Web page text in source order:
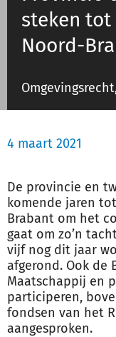
steken
Noord-
4 maart 2021
De provincie en
komende jaren
Brabant om het
gaat om zo’n
vijf nog dit jaar
afgerond. Ook de
Maatschappij en
participeren,
fondsen van het
aangesproken.